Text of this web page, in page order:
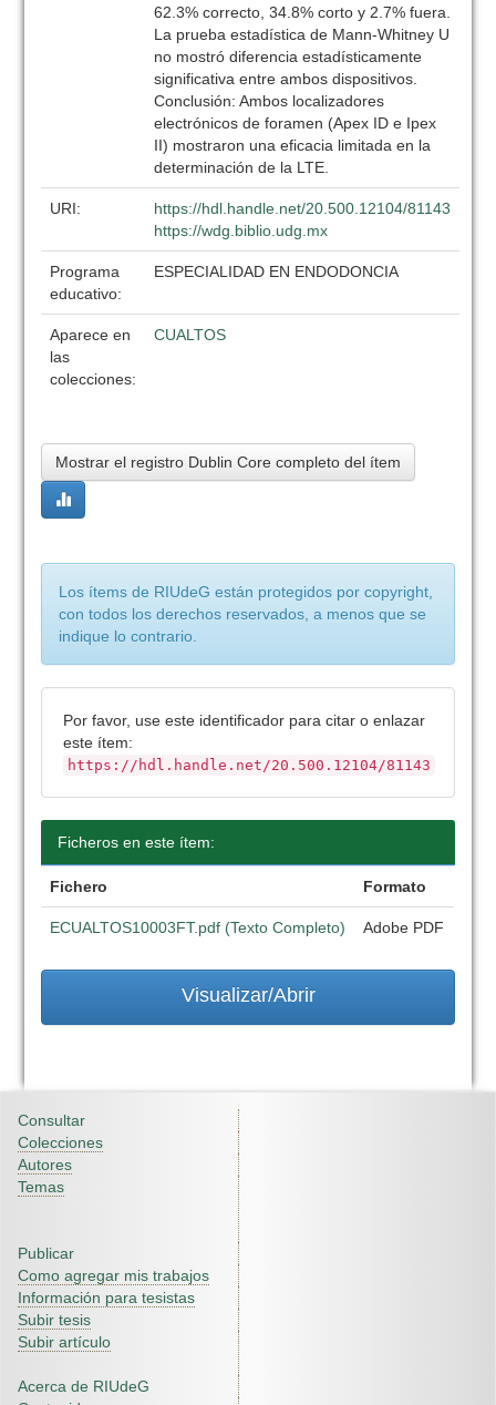
62.3% correcto, 34.8% corto y 2.7% fuera.
La prueba estadística de Mann-Whitney U
no mostró diferencia estadísticamente
significativa entre ambos dispositivos.
Conclusión: Ambos localizadores
electrónicos de foramen (Apex ID e Ipex
II) mostraron una eficacia limitada en la
determinación de la LTE.
URI:
https://hdl.handle.net/20.500.12104/81143
https://wdg.biblio.udg.mx
Programa
educativo:
ESPECIALIDAD EN ENDODONCIA
Aparece en
las
colecciones:
CUALTOS
Mostrar el registro Dublin Core completo del ítem
Los ítems de RIUdeG están protegidos por copyright,
con todos los derechos reservados, a menos que se
indique lo contrario.
Por favor, use este identificador para citar o enlazar
este ítem:
https://hdl.handle.net/20.500.12104/81143
Ficheros en este ítem:
Fichero Formato
ECUALTOS10003FT.pdf (Texto Completo) Adobe PDF
Visualizar/Abrir
Consultar
Colecciones
Autores
Temas
Publicar
Como agregar mis trabajos
Información para tesistas
Subir tesis
Subir artículo
Acerca de RIUdeG